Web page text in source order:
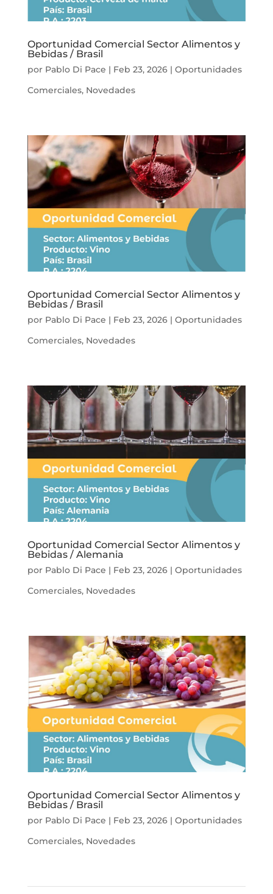
Oportunidad Comercial Sector Alimentos y
Bebidas / Brasil
por Pablo Di Pace | Feb 23, 2026| Oportunidades
Comerciales, Novedades
Oportunidad Comercial Sector Alimentos y
Bebidas / Brasil
por Pablo Di Pace | Feb 23, 2026| Oportunidades
Comerciales, Novedades
Oportunidad Comercial Sector Alimentos y
Bebidas / Alemania
por Pablo Di Pace | Feb 23, 2026| Oportunidades
Comerciales, Novedades
Oportunidad Comercial Sector Alimentos y
Bebidas / Brasil
por Pablo Di Pace | Feb 23, 2026| Oportunidades
Comerciales, Novedades